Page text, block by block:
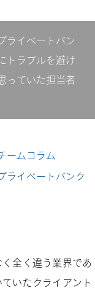
ライベートバン
トラブルを避け
っていた担当者
ームコラム
ライベートバンク
全く違う業界であ
いたクライアント